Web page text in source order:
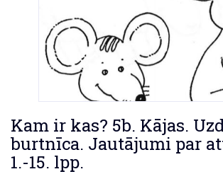
Kam ir kas? 5b. Kājas.
burtnīca. Jautājumi par
1.-15. lpp.